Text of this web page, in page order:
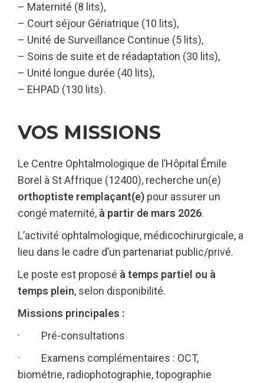
– Maternité (8 lits),
– Court séjour Gériatrique (10 lits),
– Unité de Surveillance Continue (5 lits),
– Soins de suite et de réadaptation (30 lits),
– Unité longue durée (40 lits),
– EHPAD (130 lits).
VOS MISSIONS
Le Centre Ophtalmologique de l’Hôpital Émile
Borel à St Affrique (12400), recherche un(e)
orthoptiste remplaçant(e) pour assurer un
congé maternité, à partir de mars 2026.
L’activité ophtalmologique, médicochirurgicale, a
lieu dans le cadre d’un partenariat public/privé.
Le poste est proposé à temps partiel ou à
temps plein, selon disponibilité.
Missions principales :
· Pré-consultations
· Examens complémentaires : OCT,
biométrie, radiophotographie, topographie